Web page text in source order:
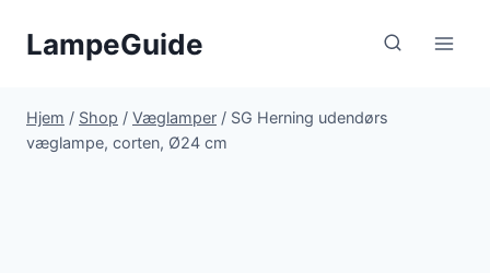
LampeGuide
Hjem / Shop / Væglamper / SG Herning udendørs
væglampe, corten, Ø24 cm